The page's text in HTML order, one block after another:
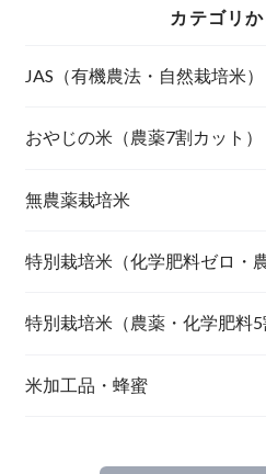
カテゴリ
JAS（有機農法・自然栽培米）
山形東置賜 つや姫（有機栽培
山形庄内 ミルキークィーン（
北海道産 おぼろづき（自然
北海道産 ななつぼし（自然
島根松江きぬむすめ(有機栽培
おやじの米（農薬7割カット）
おやじの米 山形鶴岡産 雪若
【完売】おやじの米 山形鶴
おやじの米 山形鶴岡産つや
おやじの米 山形鶴岡産こし
無農薬栽培米
宮崎県産 太陽米ミルキーク
【完売】島根奥出雲産 櫛名田
【完売】新潟燕産 こしひかり
特別栽培米（化学肥料ゼロ・
風さやか（長野）
JAたじま コウノトリ育むお
山形県庄内 ミルキークイーン
特別栽培米（農薬・化学肥料5
新潟佐渡産 こしひかり
米加工品・蜂蜜